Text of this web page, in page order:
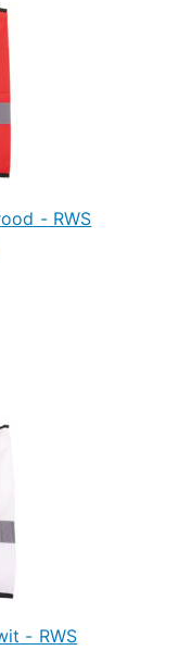
- RWS
- RWS